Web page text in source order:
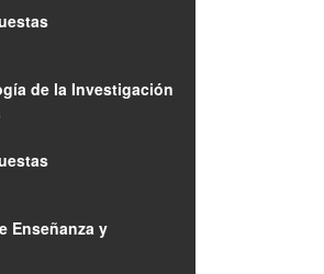
de la Investigación
Enseñanza y